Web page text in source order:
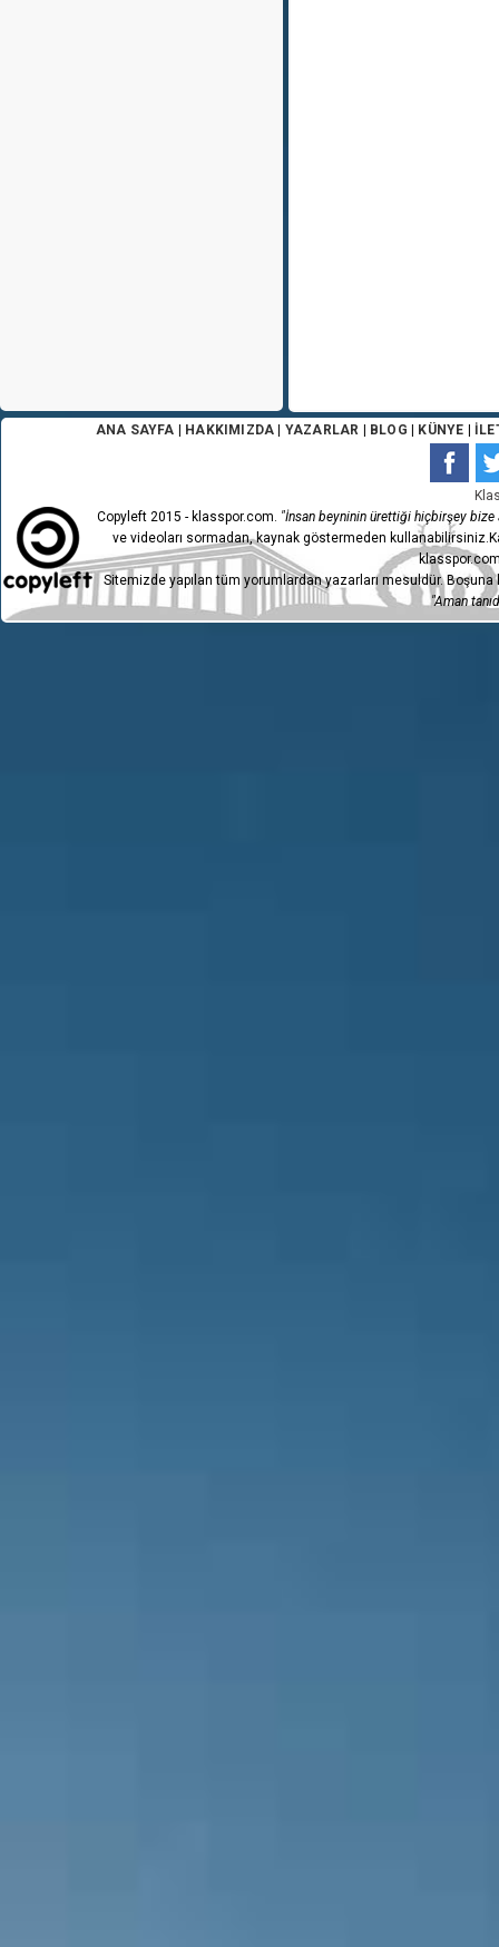
ANA SAYFA HAKKIMIZDA YAZARLAR BLOG KÜNYE
Copyleft 2015 - klasspor.com. "İnsan beyninin ürettiği hiçbirşey bize
ve videoları sormadan, kaynak göstermeden
Sitemizde yapılan tüm yorumlardan yazarları mesuldür.
"Aman